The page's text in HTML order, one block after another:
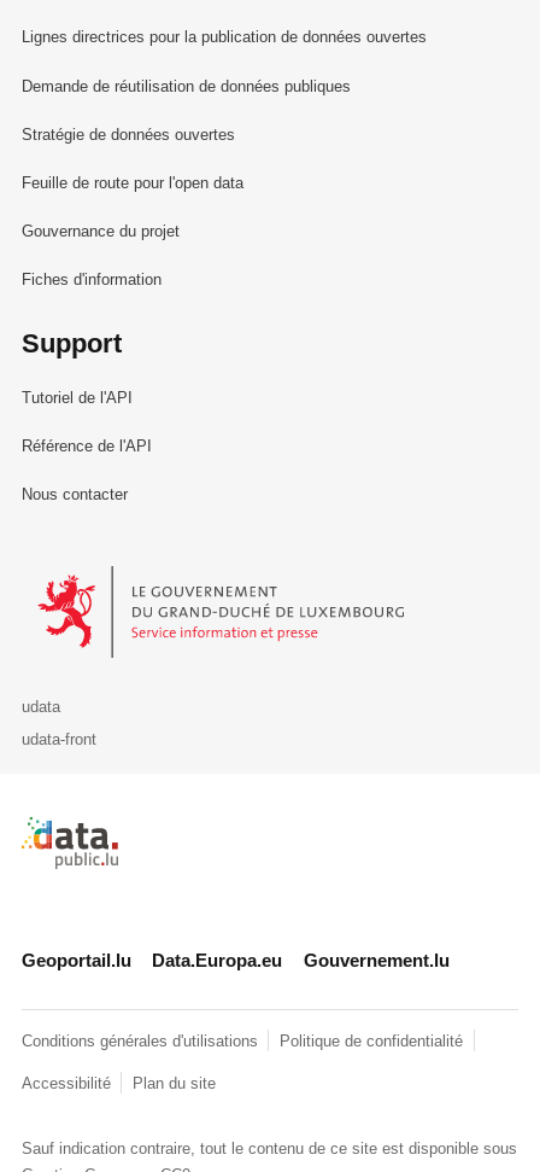
Lignes directrices pour la publication de données ouvertes
Demande de réutilisation de données publiques
Stratégie de données ouvertes
Feuille de route pour l'open data
Gouvernance du projet
Fiches d'information
Support
Tutoriel de l'API
Référence de l'API
Nous contacter
Le Gouvernement du Grand-Duché de Luxembourg - Service
udata
udata-front
Retour à l'accueil de data.public.lu
Geoportail.lu Data.Europa.eu Gouvernement.lu
Conditions générales d'utilisations Politique de confidentialité
Accessibilité Plan du site
Sauf indication contraire, tout le contenu de ce site est disponible sous